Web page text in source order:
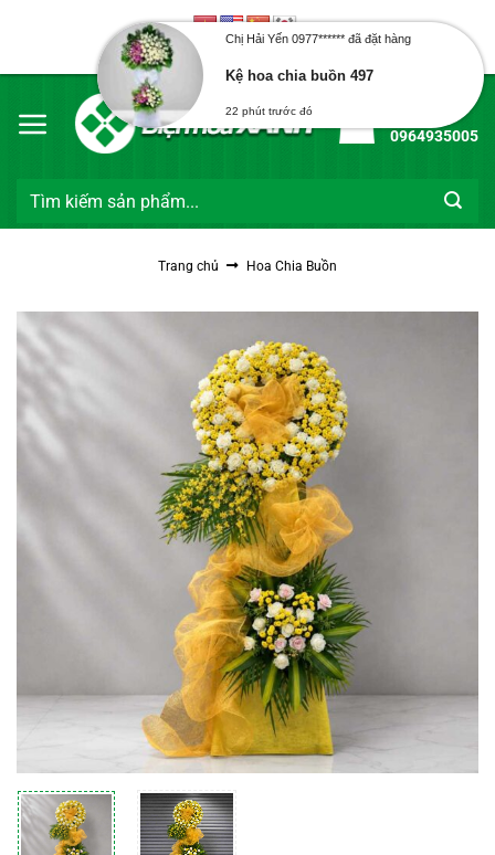
Chào mừng bạn đến với Điện Hoa Xanh
0964935005
Tìm
Trang chủ Hoa Chia Buồn
Chị Hải Yến 0977****** đã đặt hàng
Kệ hoa chia buồn 497
22 phút trước đó